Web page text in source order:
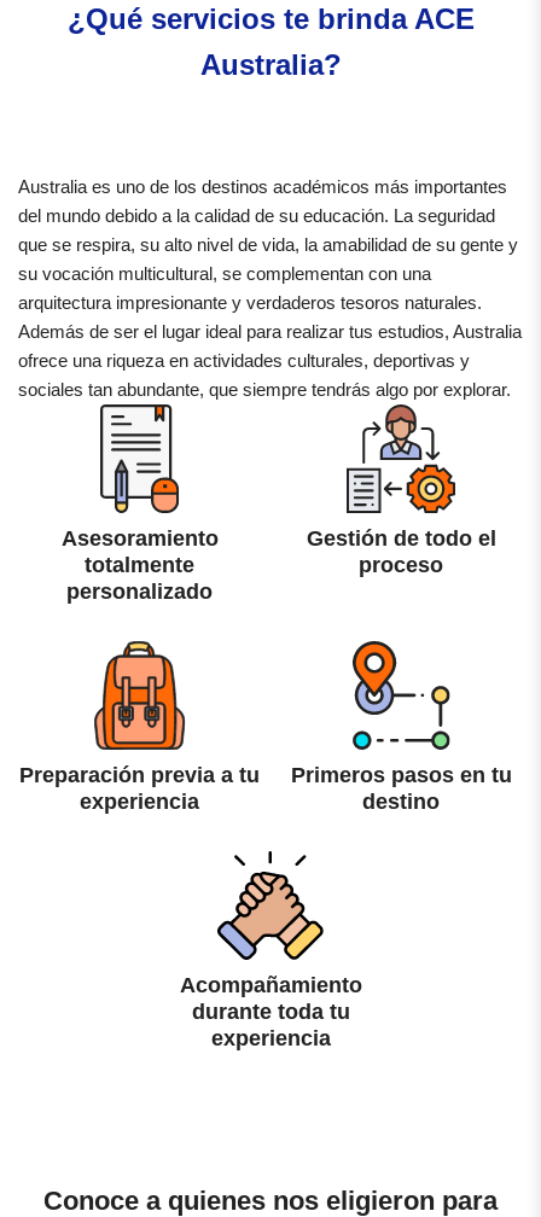
¿Qué servicios te brinda ACE
Australia?
Australia es uno de los destinos académicos más importantes
del mundo debido a la calidad de su educación. La seguridad
que se respira, su alto nivel de vida, la amabilidad de su gente y
su vocación multicultural, se complementan con una
arquitectura impresionante y verdaderos tesoros naturales.
Además de ser el lugar ideal para realizar tus estudios, Australia
ofrece una riqueza en actividades culturales, deportivas y
sociales tan abundante, que siempre tendrás algo por explorar.
Asesoramiento
totalmente
personalizado
Gestión de todo el
proceso
Preparación previa a tu
experiencia
Primeros pasos en tu
destino
Acompañamiento
durante toda tu
experiencia
Conoce a quienes nos eligieron para